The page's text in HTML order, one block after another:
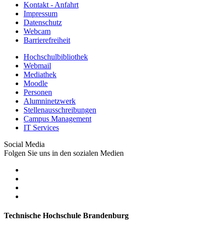
Kontakt - Anfahrt
Impressum
Datenschutz
Webcam
Barrierefreiheit
Hochschulbibliothek
Webmail
Mediathek
Moodle
Personen
Alumninetzwerk
Stellenausschreibungen
Campus Management
IT Services
Social Media
Folgen Sie uns in den sozialen Medien
Technische Hochschule Brandenburg